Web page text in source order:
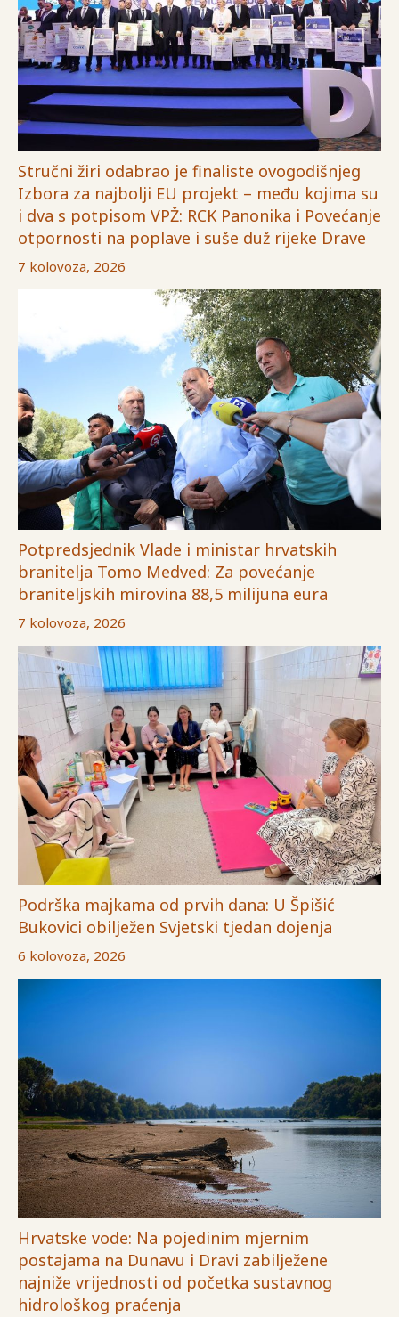
Stručni žiri odabrao je finaliste ovogodišnjeg
Izbora za najbolji EU projekt – među kojima su
i dva s potpisom VPŽ: RCK Panonika i Povećanje
otpornosti na poplave i suše duž rijeke Drave
7 kolovoza, 2026
Potpredsjednik Vlade i ministar hrvatskih
branitelja Tomo Medved: Za povećanje
braniteljskih mirovina 88,5 milijuna eura
7 kolovoza, 2026
Podrška majkama od prvih dana: U Špišić
Bukovici obilježen Svjetski tjedan dojenja
6 kolovoza, 2026
Hrvatske vode: Na pojedinim mjernim
postajama na Dunavu i Dravi zabilježene
najniže vrijednosti od početka sustavnog
hidrološkog praćenja